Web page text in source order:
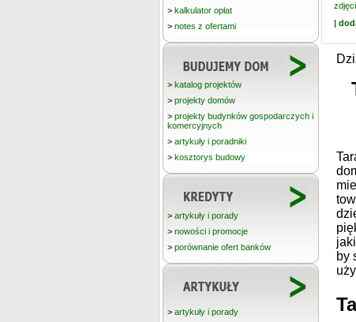
> kalkulator opłat
> notes z ofertami
> katalog projektów
> projekty domów
> projekty budynków gospodarczych i
komercyjnych
> artykuły i poradniki
> kosztorys budowy
> artykuły i porady
> nowości i promocje
> porównanie ofert banków
> artykuły i porady
|
by